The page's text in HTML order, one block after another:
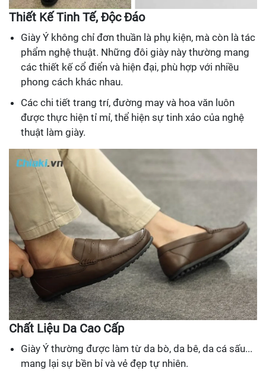
Thiết Kế Tinh Tế, Độc Đáo
Giày Ý không chỉ đơn thuần là phụ kiện, mà còn là tác
phẩm nghệ thuật. Những đôi giày này thường mang
các thiết kế cổ điển và hiện đại, phù hợp với nhiều
phong cách khác nhau.
Các chi tiết trang trí, đường may và hoa văn luôn
được thực hiện tỉ mỉ, thể hiện sự tinh xảo của nghệ
thuật làm giày.
Chất Liệu Da Cao Cấp
Giày Ý thường được làm từ da bò, da bê, da cá sấu...
mang lại sự bền bỉ và vẻ đẹp tự nhiên.